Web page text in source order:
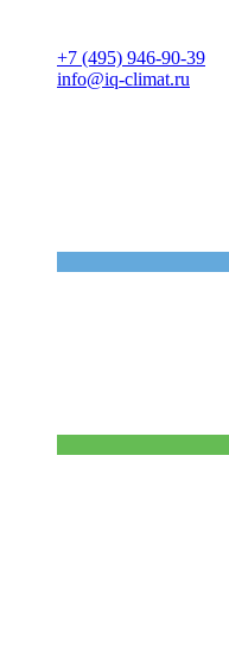
+7 (495) 946-90-39
info@iq-climat.ru